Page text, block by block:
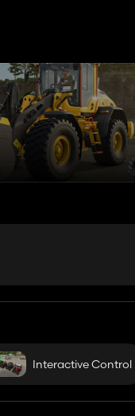
Interactive Control